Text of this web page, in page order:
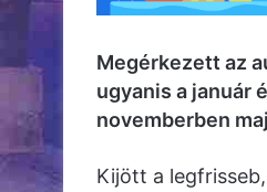
Megérkezett az
ugyanis a január
novemberben
Kijött a